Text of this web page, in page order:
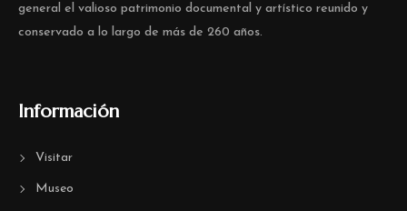
general el valioso patrimonio documental y artístico reunido y
conservado a lo largo de más de 260 años.
Información
Visitar
Museo